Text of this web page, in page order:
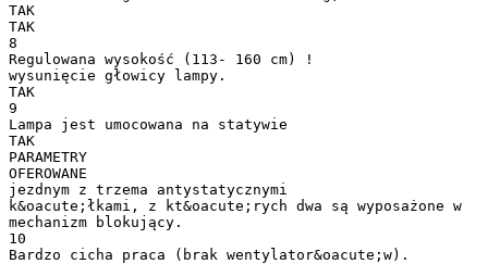
TAK
TAK
8
Regulowana wysokość (113- 160 cm) !
wysunięcie głowicy lampy.
TAK
9
Lampa jest umocowana na statywie
TAK
PARAMETRY
OFEROWANE
jezdnym z trzema antystatycznymi
k&oacute;łkami, z kt&oacute;rych dwa są wyposażone w
mechanizm blokujący.
10
Bardzo cicha praca (brak wentylator&oacute;w).